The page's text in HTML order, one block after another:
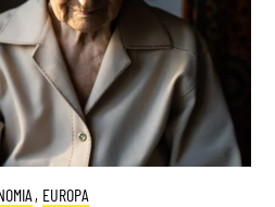
, EUROPA